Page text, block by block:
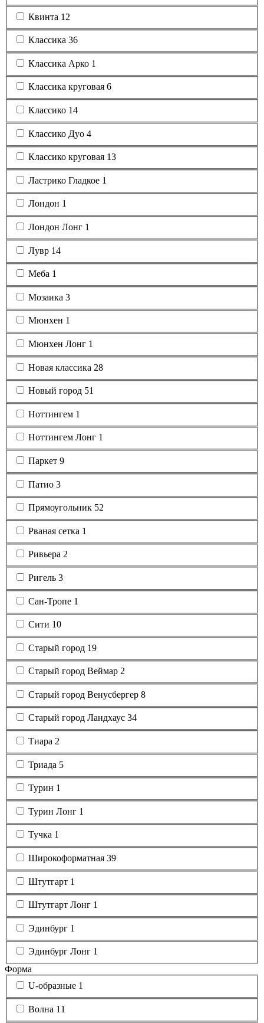
Квинта 12
Классика 36
Классика Арко 1
Классика круговая 6
Классико 14
Классико Дуо 4
Классико круговая 13
Ластрико Гладкое 1
Лондон 1
Лондон Лонг 1
Лувр 14
Меба 1
Мозаика 3
Мюнхен 1
Мюнхен Лонг 1
Новая классика 28
Новый город 51
Ноттингем 1
Ноттингем Лонг 1
Паркет 9
Патио 3
Прямоугольник 52
Рваная сетка 1
Ривьера 2
Ригель 3
Сан-Тропе 1
Сити 10
Старый город 19
Старый город Веймар 2
Старый город Венусбергер 8
Старый город Ландхаус 34
Тиара 2
Триада 5
Турин 1
Турин Лонг 1
Тучка 1
Широкоформатная 39
Штутгарт 1
Штутгарт Лонг 1
Эдинбург 1
Эдинбург Лонг 1
Форма
U-образные 1
Волна 11